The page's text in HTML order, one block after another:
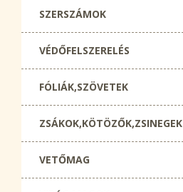
SZERSZÁMOK
VÉDŐFELSZERELÉS
FÓLIÁK,SZÖVETEK
ZSÁKOK,KÖTÖZŐK,ZSINEGEK
VETŐMAG